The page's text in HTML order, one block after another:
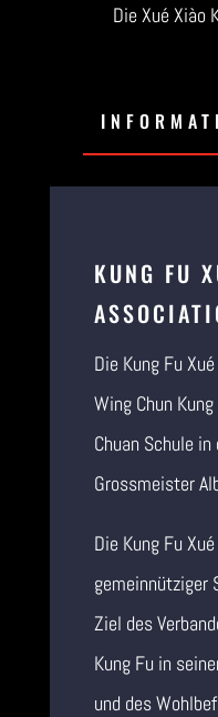
Die Xué Xiào
KUNG FU
Die Kung Fu
Wing Chun
Chuan Schule
Grossmeister
Die Kung Fu
gemeinnütziger
Ziel des
Kung Fu in
und des